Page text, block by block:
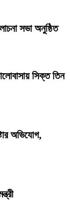
সভা অনুষ্ঠিত
সিক্ত তিন
অভিযোগ,